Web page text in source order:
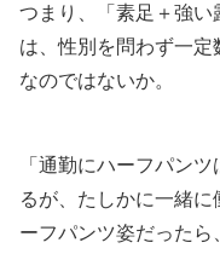
つまり、「素足＋強
は、性別を問わず一
なのではないか。
「通勤にハーフパン
るが、たしかに一緒
ーフパンツ姿だった